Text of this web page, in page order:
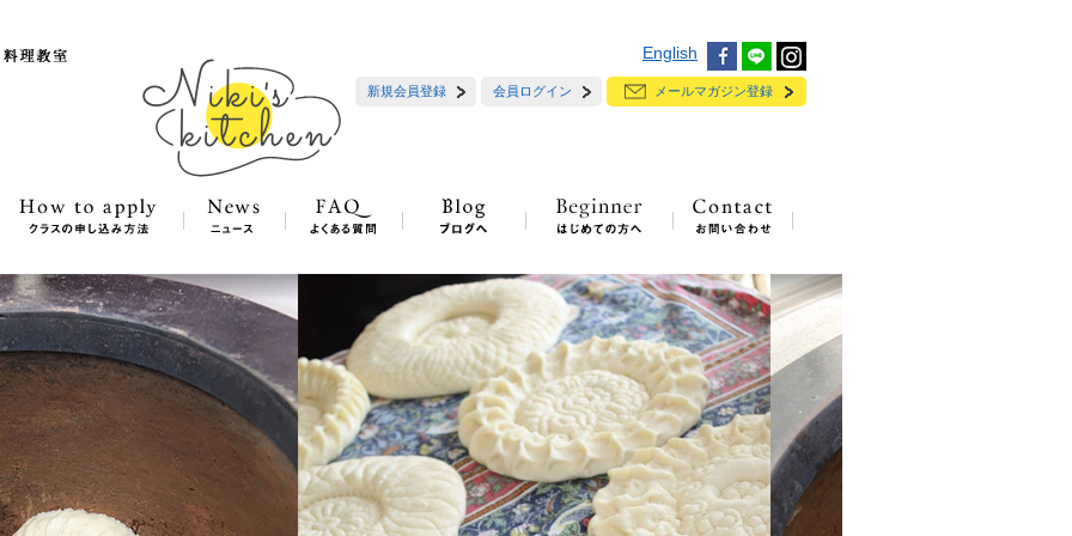
English
新規会員登録 会員ログイン メールマガジン登録